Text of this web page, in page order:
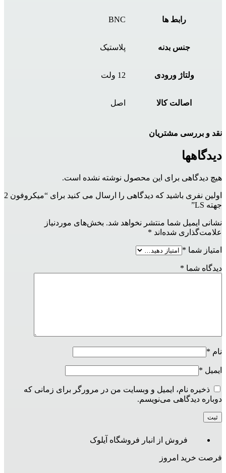
رابط ها BNC
جنس بدنه پلاستیک
ولتاژ ورودی 12 ولت
اصالت کالا اصل
نقد و بررسی مشتریان
دیدگاهها
هیچ دیدگاهی برای این محصول نوشته نشده است.
اولین نفری باشید که دیدگاهی را ارسال می کنید برای “میکروفون 2
جهته LS”
نشانی ایمیل شما منتشر نخواهد شد. بخش‌های موردنیاز
علامت‌گذاری شده‌اند *
امتیاز شما *
دیدگاه شما *
نام *
ایمیل *
ذخیره نام، ایمیل و وبسایت من در مرورگر برای زمانی که
دوباره دیدگاهی می‌نویسم.
فروش از انبار فروشگاه آیلوک
فرصت خرید امروز